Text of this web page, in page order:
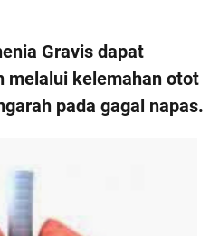
Gravis dapat
melalui kelemahan otot
pada gagal napas.